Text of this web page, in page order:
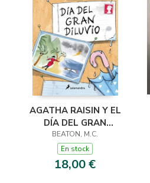
AGATHA RAISIN Y EL
DÍA DEL GRAN
DILUVIO (AGATHA
RAISIN 12)
BEATON, M.C.
En stock
18,00 €